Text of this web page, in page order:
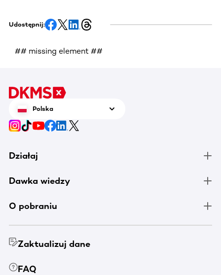
Udostępnij:
## missing element ##
Polska
Działaj
Dawka wiedzy
O pobraniu
Zaktualizuj dane
FAQ